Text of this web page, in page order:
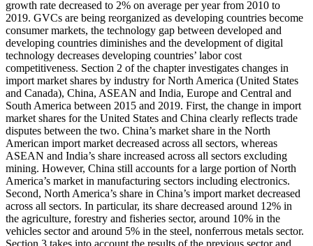
growth rate decreased to 2% on average per year from 2010 to
2019. GVCs are being reorganized as developing countries become
consumer markets, the technology gap between developed and
developing countries diminishes and the development of digital
technology decreases developing countries’ labor cost
competitiveness. Section 2 of the chapter investigates changes in
import market shares by industry for North America (United States
and Canada), China, ASEAN and India, Europe and Central and
South America between 2015 and 2019. First, the change in import
market shares for the United States and China clearly reflects trade
disputes between the two. China’s market share in the North
American import market decreased across all sectors, whereas
ASEAN and India’s share increased across all sectors excluding
mining. However, China still accounts for a large portion of North
America’s market in manufacturing sectors including electronics.
Second, North America’s share in China’s import market decreased
across all sectors. In particular, its share decreased around 12% in
the agriculture, forestry and fisheries sector, around 10% in the
vehicles sector and around 5% in the steel, nonferrous metals sector.